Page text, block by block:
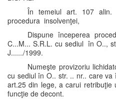
În temeiul art. 107
procedura insolvenţei,
Dispune începerea
C...M... S.R.L. cu sediul în O..,
J....../1999.
Numeşte provizoriu
cu sediul în O.. str. .. nr.. care
art.25 din lege, a carui retribuţie
funcţie de decont.